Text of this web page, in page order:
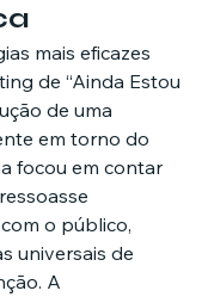
mais eficazes
de “Ainda Estou
de uma
em torno do
focou em contar
o público,
universais de
A